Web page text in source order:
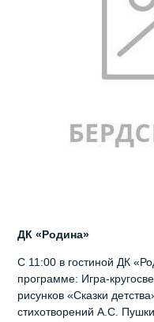
ДК «Родина»
С 11:00 в гостиной ДК
программе: Игра-
рисунков «Сказки
стихотворений А.С.